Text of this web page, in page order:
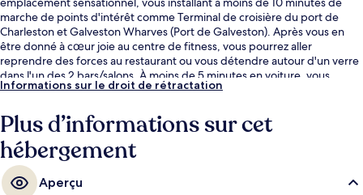
marche de points d'intérêt comme Terminal de croisière du port de
Charleston et Galveston Wharves (Port de Galveston). Après vous en
être donné à cœur joie au centre de fitness, vous pourrez aller
reprendre des forces au restaurant ou vous détendre autour d'un verre
dans l'un des 2 bars/salons. À moins de 5 minutes en voiture, vous
trouverez aussi des sites comme Galveston Island Historic Pleasure Pier
générale remportent un franc succès auprès des autres voyageurs.
Informations sur le droit de rétractation
Plus d’informations sur cet
hébergement
Aperçu